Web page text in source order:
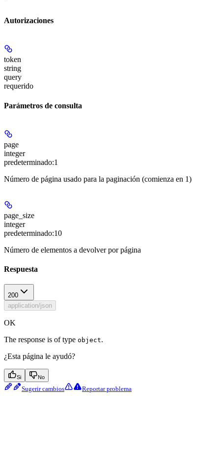
Autorizaciones
token
string
query
requerido
Parámetros de consulta
page
integer
predeterminado:1
Número de página usado para la paginación (comienza en 1)
page_size
integer
predeterminado:10
Número de elementos a devolver por página
Respuesta
200
application/json
OK
The response is of type object.
¿Esta página le ayudó?
Si No
Sugerir cambios Reportar problema